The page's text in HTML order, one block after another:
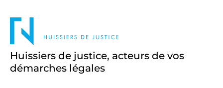
Huissiers de justice, acteurs de vos
démarches légales